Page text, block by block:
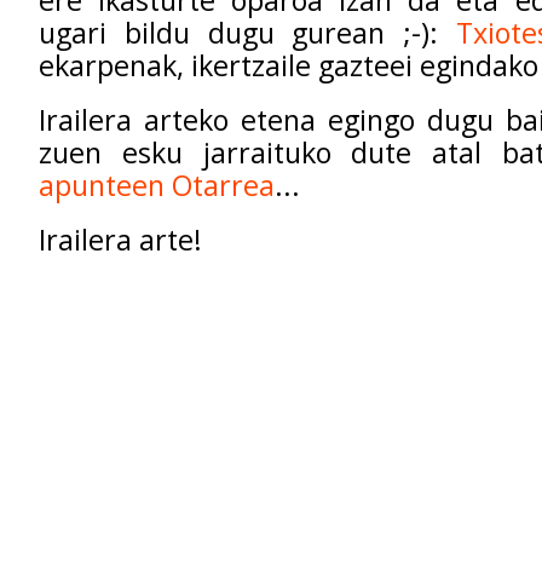
ugari bildu dugu gurean ;-):
ekarpenak, ikertzaile gazteei
Irailera arteko etena egingo dugu
zuen esku jarraituko dute atal
apunteen Otarrea...
Irailera arte!